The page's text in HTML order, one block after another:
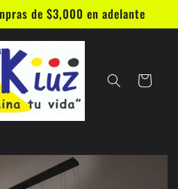
de $3,000 en adelante
Carrito